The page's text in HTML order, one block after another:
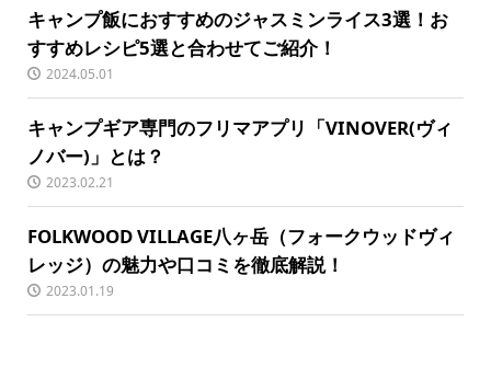
キャンプ飯におすすめのジャスミンライス3選！お
すすめレシピ5選と合わせてご紹介！
2024.05.01
キャンプギア専門のフリマアプリ「VINOVER(ヴィ
ノバー)」とは？
2023.02.21
FOLKWOOD VILLAGE八ヶ岳（フォークウッドヴィ
レッジ）の魅力や口コミを徹底解説！
2023.01.19